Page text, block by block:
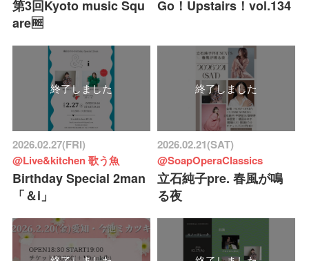
第3回Kyoto music Squ
are🆓
Go！Upstairs！vol.134
終了しました
2026.02.27(FRI)
@Live&kitchen 歌う魚
Birthday Special 2man
「＆i」
終了しました
2026.02.21(SAT)
@SoapOperaClassics
立石純子pre. 春風が鳴
る夜